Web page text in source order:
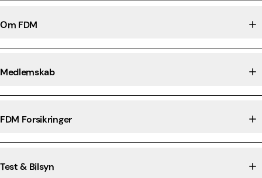
Om FDM
Medlemskab
FDM Forsikringer
Test & Bilsyn